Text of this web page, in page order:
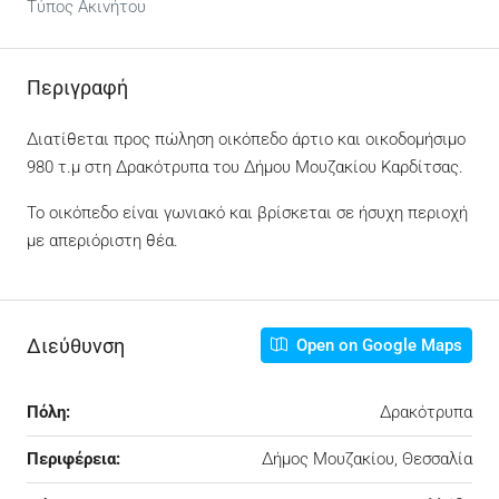
Τύπος Ακινήτου
Περιγραφή
Διατίθεται προς πώληση οικόπεδο άρτιο και οικοδομήσιμο
980 τ.μ στη Δρακότρυπα του Δήμου Μουζακίου Καρδίτσας.
Το οικόπεδο είναι γωνιακό και βρίσκεται σε ήσυχη περιοχή
με απεριόριστη θέα.
Διεύθυνση Open on Google Maps
Πόλη: Δρακότρυπα
Περιφέρεια: Δήμος Μουζακίου, Θεσσαλία